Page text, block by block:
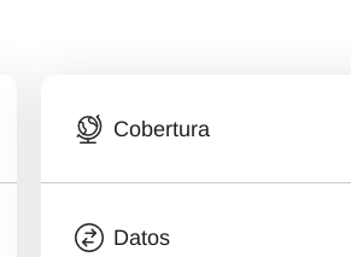
Cobertura
Datos